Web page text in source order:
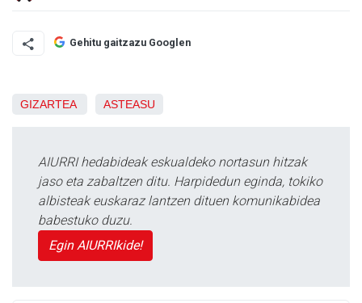
Gehitu gaitzazu Googlen
GIZARTEA ASTEASU
AIURRI hedabideak eskualdeko nortasun hitzak
jaso eta zabaltzen ditu. Harpidedun eginda, tokiko
albisteak euskaraz lantzen dituen komunikabidea
babestuko duzu.
Egin AIURRIkide!